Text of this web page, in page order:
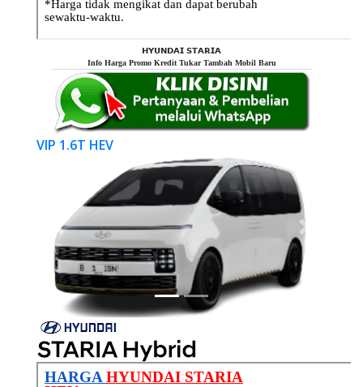
𝗛𝗬𝗨𝗡𝗗𝗔𝗜 𝗦𝗧𝗔𝗥𝗜𝗔
Info Harga Promo Kredit Tukar Tambah Mobil Baru
VIP 1.6T HEV
Previous Next